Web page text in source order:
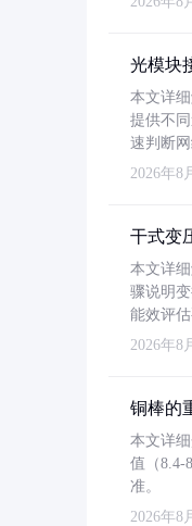
光模块
本文详
提供不
速判断网
2026年8
干式变
本文详
骤说明
能效评估
2026年8
铜棒的
本文详
值（8.4-
准。
2026年8